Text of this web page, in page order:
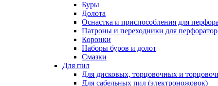
Буры
Долота
Оснастка и приспособления для
Патроны и переходники для
Коронки
Наборы буров и долот
Смазки
Для пил
Для дисковых, торцовочных и
Для сабельных пил (электроножовок)